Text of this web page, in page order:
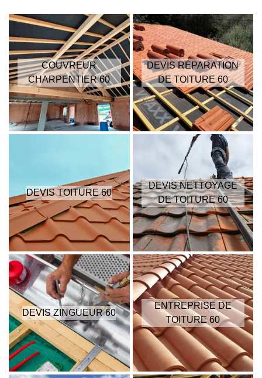
COUVREUR
CHARPENTIER 60
DEVIS RÉPARATION
DE TOITURE 60
DEVIS TOITURE 60
DEVIS NETTOYAGE
DE TOITURE 60
DEVIS ZINGUEUR 60
ENTREPRISE DE
TOITURE 60